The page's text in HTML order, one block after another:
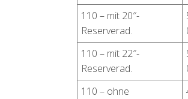
110 – mit 20″-
Reserverad.
110 – mit 22″-
Reserverad.
110 – ohne